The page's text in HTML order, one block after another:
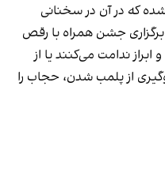
که در آن در سخنانی
برگزاری جشن همراه با رقص
ندامت می‌کنند یا از
از پلمب شدن، حجاب را